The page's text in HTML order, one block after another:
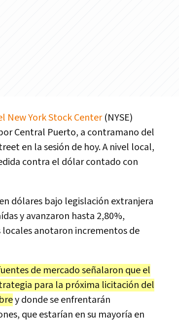
New York Stock Center(NYSE)
Central Puerto, a contramano del
en la sesión de hoy. A nivel local,
contra el dólar contado con
dólares bajo legislación extranjera
y avanzaron hasta 2,80%,
anotaron incrementos de
de mercado señalaron que el
para la próxima licitación del
y donde se enfrentarán
que estarían en su mayoría en